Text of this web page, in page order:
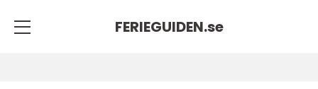
FERIEGUIDEN.se